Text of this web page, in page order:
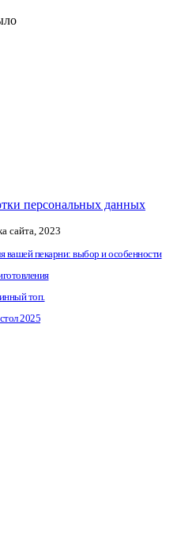
персональных данных
сайта, 2023
вашей пекарни: выбор и особенности
топ.
2025